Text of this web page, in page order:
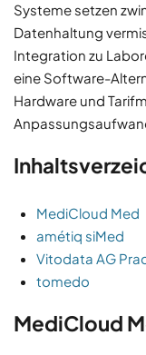
Systeme setzen
Datenhaltung
Integration zu
eine Software-
Hardware und
MediCloud Med
amétiq siMed
Vitodata AG
tomedo
MediCloud